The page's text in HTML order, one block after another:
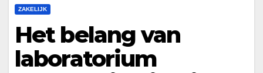
ZAKELIJK
Het belang van
laboratorium